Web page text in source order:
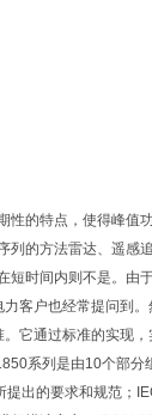
性的特点，使得峰值
的方法雷达、遥
时间内则不是。
客户也经常提问到
它通过标准的实现
系列是由10个
出的要求和规范